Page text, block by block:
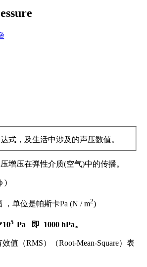
式，及生活中涉及的声压数值。
增压在弹性介质(空气)中的传播。
)
，单位是帕斯卡Pa (N / m2)
5 Pa 即 1000 hPa。
值（RMS）（Root-Mean-Square）表